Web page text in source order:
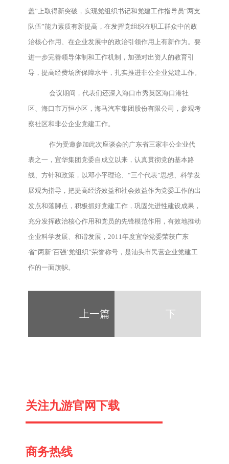
盖”上取得新突破，实现党组织书记和党建工作指导员“两支
队伍”能力素质有新提高，在发挥党组织在职工群众中的政
治核心作用、在企业发展中的政治引领作用上有新作为。要
进一步完善领导体制和工作机制，加强对出资人的教育引
导，提高经费场所保障水平，扎实推进非公企业党建工作。
会议期间，代表们还深入海口市秀英区海口港社
区、海口市万恒小区，海马汽车集团股份有限公司，参观考
察社区和非公企业党建工作。
作为受邀参加此次座谈会的广东省三家非公企业代
表之一，宜华集团党委自成立以来，认真贯彻党的基本路
线、方针和政策，以邓小平理论、“三个代表”思想、科学发
展观为指导，把提高经济效益和社会效益作为党委工作的出
发点和落脚点，积极抓好党建工作，巩固先进性建设成果，
充分发挥政治核心作用和党员的先锋模范作用，有效地推动
企业科学发展、和谐发展，2011年度宜华党委荣获广东
省“两新‘百强’党组织”荣誉称号，是汕头市民营企业党建工
作的一面旗帜。
上一篇 下
关注九游官网下载
商务热线